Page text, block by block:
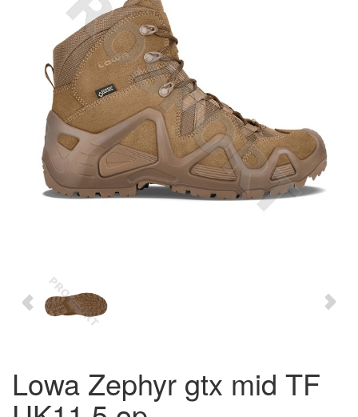
Lowa Zephyr gtx mid TF